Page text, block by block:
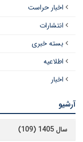
اخبار حراست
انتشارات
بسته خبری
اطلاعیه
اخبار
آرشیو
سال 1405 (109)